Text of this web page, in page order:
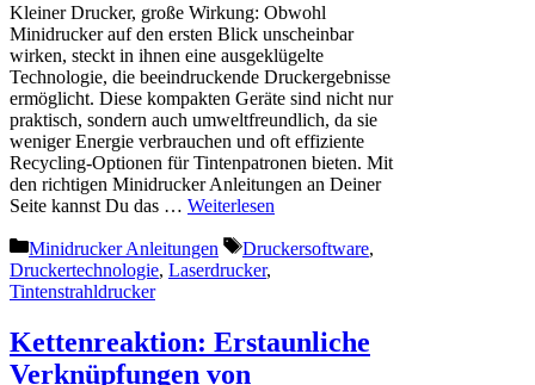
Kleiner Drucker, große Wirkung: Obwohl
Minidrucker auf den ersten Blick unscheinbar
wirken, steckt in ihnen eine ausgeklügelte
Technologie, die beeindruckende Druckergebnisse
ermöglicht. Diese kompakten Geräte sind nicht nur
praktisch, sondern auch umweltfreundlich, da sie
weniger Energie verbrauchen und oft effiziente
Recycling-Optionen für Tintenpatronen bieten. Mit
den richtigen Minidrucker Anleitungen an Deiner
Seite kannst Du das … Weiterlesen
Kategorien
Minidrucker Anleitungen Schlagwörter
Druckersoftware,
Druckertechnologie, Laserdrucker,
Tintenstrahldrucker
Kettenreaktion: Erstaunliche
Verknüpfungen von